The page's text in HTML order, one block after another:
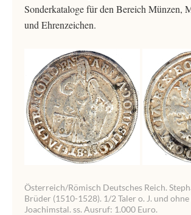
Sonderkataloge für den Bereich Münzen,
und Ehrenzeichen.
Österreich/Römisch Deutsches Reich.
Brüder (1510-1528). 1/2 Taler o. J. und
Joachimstal. ss. Ausruf: 1.000 Euro.